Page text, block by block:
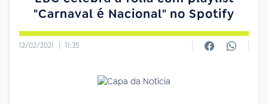
"Carnaval é Nacional" no Spotify
12/02/2021 | 11:35